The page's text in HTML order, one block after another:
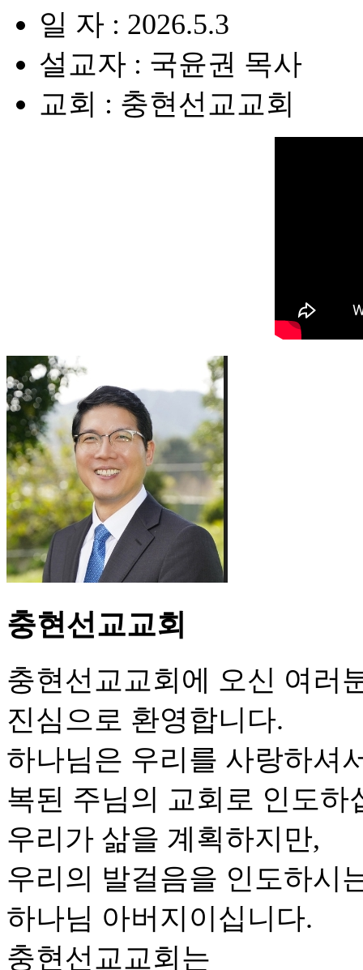
일 자 : 2026.5.3
설교자 : 국윤권 목사
교회 : 충현선교교회
충현선교교회
충현선교교회에 오신 여러
진심으로 환영합니다.
하나님은 우리를 사랑하셔
복된 주님의 교회로 인도하
우리가 삶을 계획하지만,
우리의 발걸음을 인도하시
하나님 아버지이십니다.
충현선교교회는